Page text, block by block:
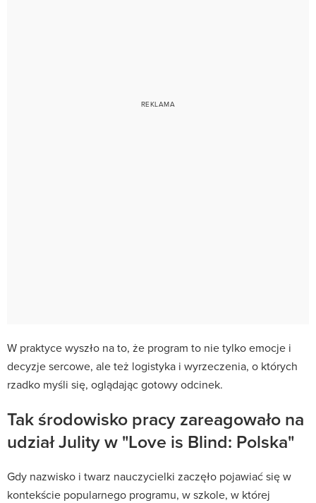
W praktyce wyszło na to, że program to nie tylko emocje i
decyzje sercowe, ale też logistyka i wyrzeczenia, o których
rzadko myśli się, oglądając gotowy odcinek.
Tak środowisko pracy zareagowało na
udział Julity w "Love is Blind: Polska"
Gdy nazwisko i twarz nauczycielki zaczęło pojawiać się w
kontekście popularnego programu, w szkole, w której